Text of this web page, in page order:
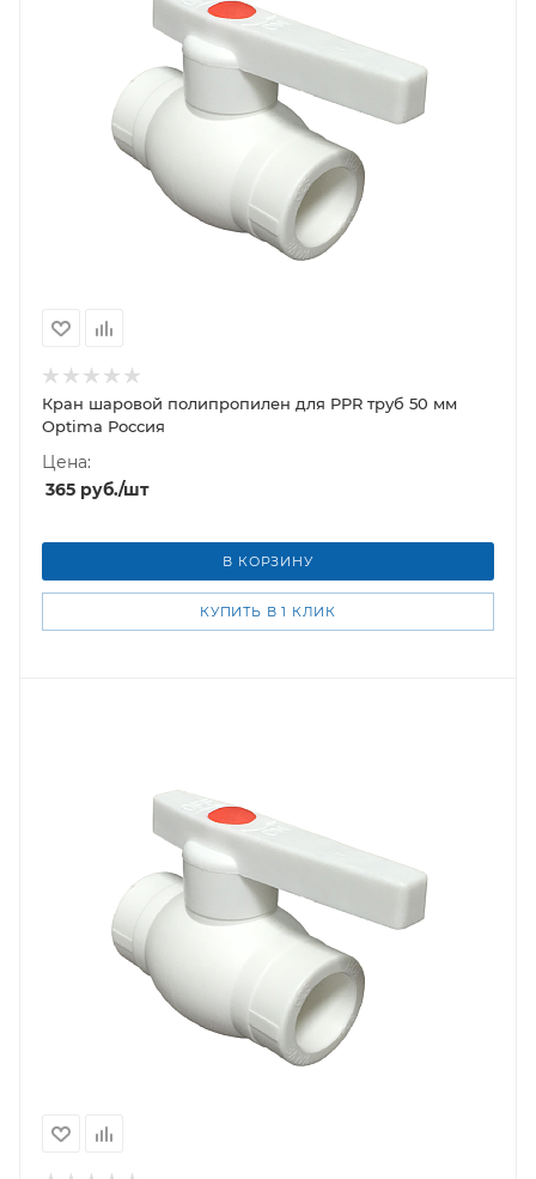
Кран шаровой полипропилен для PPR труб 50 мм
Optima Россия
Цена:
365 руб./шт
В КОРЗИНУ
КУПИТЬ В 1 КЛИК